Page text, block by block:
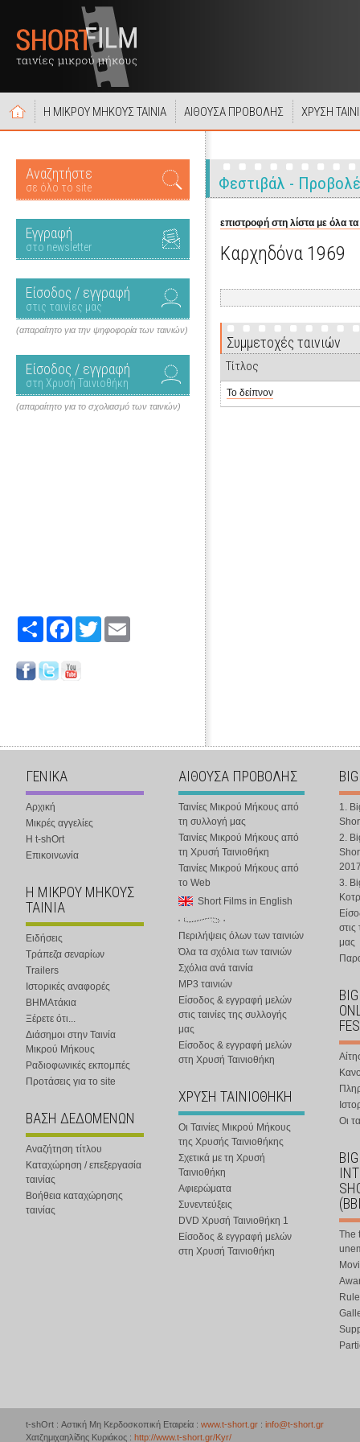
Η ΜΙΚΡΟΥ ΜΗΚΟΥΣ ΤΑΙΝΙΑ ΑΙΘΟΥΣΑ ΠΡΟΒΟΛΗΣ ΧΡΥΣΗ
Αναζητήστε
σε όλο το site
Εγγραφή
στο newsletter
Είσοδος / εγγραφή
στις ταινίες μας
(απαραίτητο για την ψηφοφορία των ταινιών)
Είσοδος / εγγραφή
στη Χρυσή Ταινιοθήκη
(απαραίτητο για το σχολιασμό των ταινιών)
Share FacebookTwitter
Φεστιβάλ -
επιστροφή στη λίστα με όλα
Καρχηδόνα 1969
Συμμετοχές ταινιών
Τίτλος
Το δείπνον
ΓΕΝΙΚΑ
Αρχική
Μικρές αγγελίες
Η t-shOrt
Επικοινωνία
Η ΜΙΚΡΟΥ ΜΗΚΟΥΣ
ΤΑΙΝΙΑ
Ειδήσεις
Τράπεζα σεναρίων
Trailers
Ιστορικές αναφορές
ΒΗΜΑτάκια
Ξέρετε ότι...
Διάσημοι στην Ταινία
Μικρού Μήκους
Ραδιοφωνικές εκπομπές
Προτάσεις για το site
ΒΑΣΗ ΔΕΔΟΜΕΝΩΝ
Αναζήτηση τίτλου
Καταχώρηση / επεξεργασία
ταινίας
Βοήθεια καταχώρησης
ταινίας
ΑΙΘΟΥΣΑ ΠΡΟΒΟΛΗΣ
Ταινίες Μικρού Μήκους από
τη συλλογή μας
Ταινίες Μικρού Μήκους από
τη Χρυσή Ταινιοθήκη
Ταινίες Μικρού Μήκους από
το Web
Short Films in English
Περιλήψεις όλων των ταινιών
Όλα τα σχόλια των ταινιών
Σχόλια ανά ταινία
MP3 ταινιών
Είσοδος & εγγραφή μελών
στις ταινίες της συλλογής
μας
Είσοδος & εγγραφή μελών
στη Χρυσή Ταινιοθήκη
ΧΡΥΣΗ ΤΑΙΝΙΟΘΗΚΗ
Οι Ταινίες Μικρού Μήκους
της Χρυσής Ταινιοθήκης
Σχετικά με τη Χρυσή
Ταινιοθήκη
Αφιερώματα
Συνεντεύξεις
DVD Χρυσή Ταινιοθήκη 1
Είσοδος & εγγραφή μελών
στη Χρυσή Ταινιοθήκη
1.
2.
3.
στις
μας
Οι
The
t-shOrt : Αστική Μη Κερδοσκοπική Εταιρεία : www.t-short.gr : info@t-short.gr
Χατζημιχαηλίδης Κυριάκος : http://www.t-short.gr/Kyr/